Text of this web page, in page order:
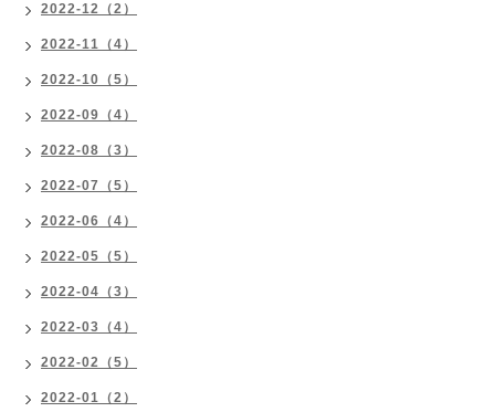
2022-12（2）
2022-11（4）
2022-10（5）
2022-09（4）
2022-08（3）
2022-07（5）
2022-06（4）
2022-05（5）
2022-04（3）
2022-03（4）
2022-02（5）
2022-01（2）